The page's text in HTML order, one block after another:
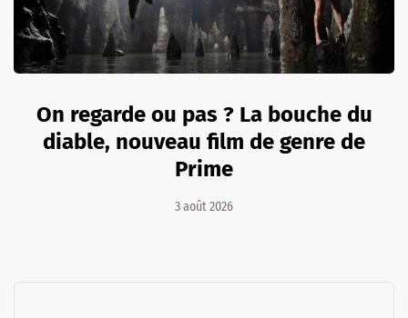
On regarde ou pas ? La bouche du
diable, nouveau film de genre de
Prime
3 août 2026